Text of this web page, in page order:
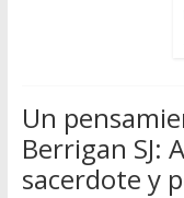
Un
Berrigan SJ:
sacerdote y